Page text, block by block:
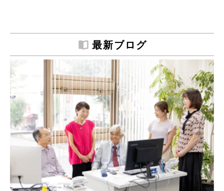
最新ブログ